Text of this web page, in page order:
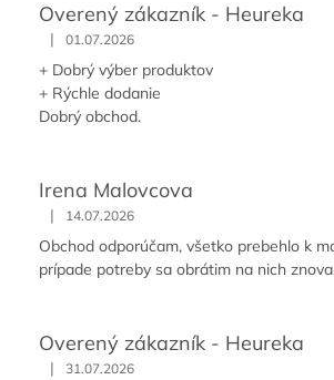
Overený zákazník - Heureka
| 01.07.2026
+ Dobrý výber produktov
+ Rýchle dodanie
Dobrý obchod.
Irena Malovcova
| 14.07.2026
Obchod odporúčam, všetko prebehlo k
prípade potreby sa obrátim na nich
Overený zákazník - Heureka
| 31.07.2026